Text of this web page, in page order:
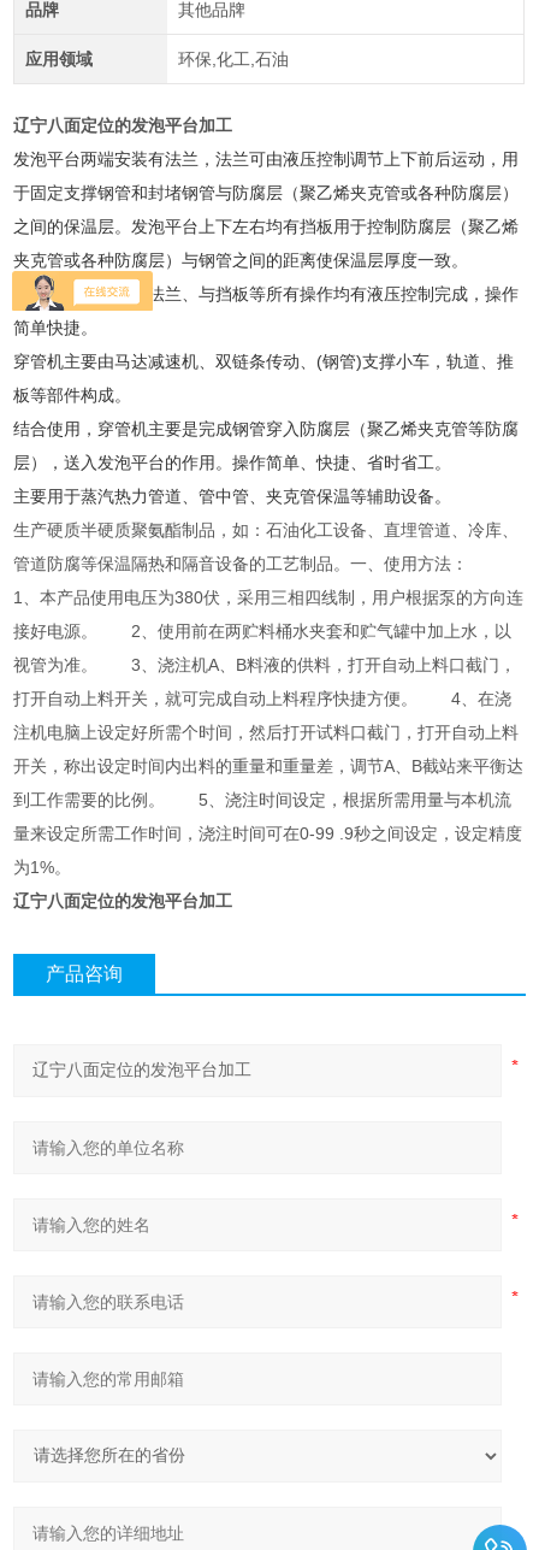
品牌 其他品牌
应用领域 环保,化工,石油
辽宁八面定位的发泡平台加工
发泡平台两端安装有法兰，法兰可由液压控制调节上下前后运动，用
于固定支撑钢管和封堵钢管与防腐层（聚乙烯夹克管或各种防腐层）
之间的保温层。发泡平台上下左右均有挡板用于控制防腐层（聚乙烯
夹克管或各种防腐层）与钢管之间的距离使保温层厚度一致。
无支架发泡平台的法兰、与挡板等所有操作均有液压控制完成，操作
简单快捷。
穿管机主要由马达减速机、双链条传动、(钢管)支撑小车，轨道、推
板等部件构成。
结合使用，穿管机主要是完成钢管穿入防腐层（聚乙烯夹克管等防腐
层），送入发泡平台的作用。操作简单、快捷、省时省工。
主要用于蒸汽热力管道、管中管、夹克管保温等辅助设备。
生产硬质半硬质聚氨酯制品，如：石油化工设备、直埋管道、冷库、
管道防腐等保温隔热和隔音设备的工艺制品。一、使用方法：
1、本产品使用电压为380伏，采用三相四线制，用户根据泵的方向连
接好电源。 2、使用前在两贮料桶水夹套和贮气罐中加上水，以
视管为准。 3、浇注机A、B料液的供料，打开自动上料口截门，
打开自动上料开关，就可完成自动上料程序快捷方便。 4、在浇
注机电脑上设定好所需个时间，然后打开试料口截门，打开自动上料
开关，称出设定时间内出料的重量和重量差，调节A、B截站来平衡达
到工作需要的比例。 5、浇注时间设定，根据所需用量与本机流
量来设定所需工作时间，浇注时间可在0-99 .9秒之间设定，设定精度
为1%。
辽宁八面定位的发泡平台加工
产品咨询